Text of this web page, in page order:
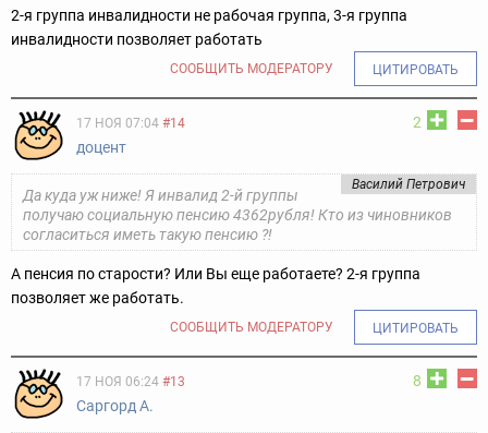
2-я группа инвалидности не рабочая группа, 3-я группа
инвалидности позволяет работать
СООБЩИТЬ МОДЕРАТОРУ ЦИТИРОВАТЬ
2
17 НОЯ 07:04 #14
доцент
Василий Петрович
Да куда уж ниже! Я инвалид 2-й группы
получаю социальную пенсию 4362рубля! Кто из чиновников
согласиться иметь такую пенсию ?!
А пенсия по старости? Или Вы еще работаете? 2-я группа
позволяет же работать.
СООБЩИТЬ МОДЕРАТОРУ ЦИТИРОВАТЬ
8
17 НОЯ 06:24 #13
Саргорд А.